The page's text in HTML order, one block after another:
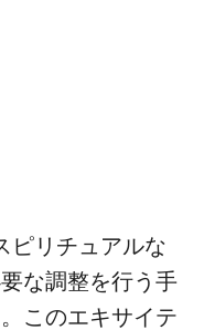
ピリチュアルな
な調整を行う手
このエキサイテ